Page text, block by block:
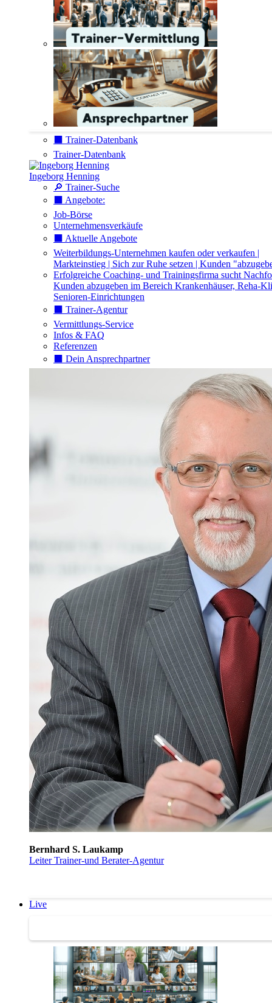
⬛️ Trainer-Datenbank
Trainer-Datenbank
Ingeborg Henning
🔎 Trainer-Suche
⬛️ Angebote:
Job-Börse
Unternehmensverkäufe
⬛️ Aktuelle Angebote
Weiterbildungs-Unternehmen kaufen oder verkaufen |
Markteinstieg | Sich zur Ruhe setzen | Kunden
Erfolgreiche Coaching- und Trainingsfirma sucht
Kunden abzugeben im Bereich Krankenhäuser, Reha-
Senioren-Einrichtungen
⬛️ Trainer-Agentur
Vermittlungs-Service
Infos & FAQ
Referenzen
⬛️ Dein Ansprechpartner
Bernhard S. Laukamp
Leiter Trainer-und Berater-Agentur
Live